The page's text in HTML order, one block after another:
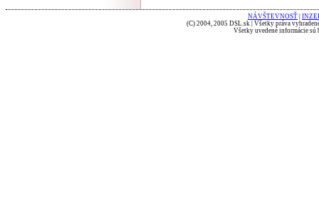
NÁVŠTEVNOSŤ
(C) 2004, 2005 DSL.sk | Všetky práva
Všetky uvedené informácie sú